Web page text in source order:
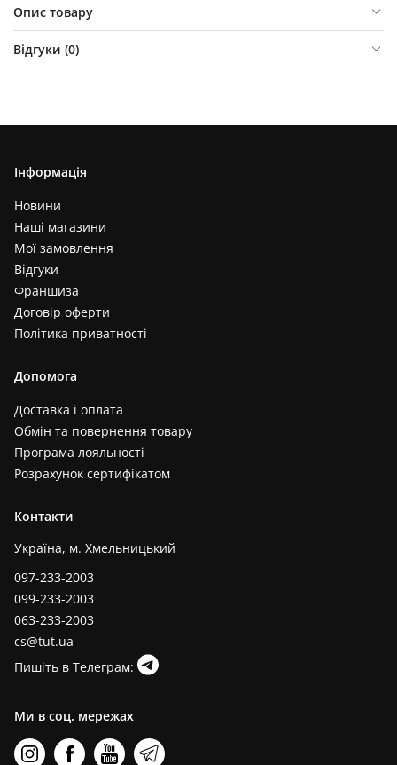
Опис товару
Відгуки (0)
Інформація
Новини
Наші магазини
Мої замовлення
Відгуки
Франшиза
Договір оферти
Політика приватності
Допомога
Доставка і оплата
Обмін та повернення товару
Програма лояльності
Розрахунок сертифікатом
Контакти
Україна, м. Хмельницький
097-233-2003
099-233-2003
063-233-2003
cs@tut.ua
Пишіть в Телеграм:
Ми в соц. мережах